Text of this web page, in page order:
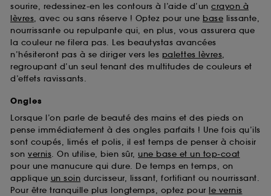
sourire, redessinez-en les contours à l’aide d’un crayon à
lèvres, avec ou sans réserve ! Optez pour une base lissante,
nourrissante ou repulpante qui, en plus, vous assurera que
la couleur ne filera pas. Les beautystas avancées
n’hésiteront pas à se diriger vers les palettes lèvres,
regroupant d’un seul tenant des multitudes de couleurs et
d’effets ravissants.
Ongles
Lorsque l’on parle de beauté des mains et des pieds on
pense immédiatement à des ongles parfaits ! Une fois qu’ils
sont coupés, limés et polis, il est temps de penser à choisir
son vernis. On utilise, bien sûr, une base et un top-coat
pour une manucure qui dure. De temps en temps, on
applique un soin durcisseur, lissant, fortifiant ou nourrissant.
Pour être tranquille plus longtemps, optez pour le vernis